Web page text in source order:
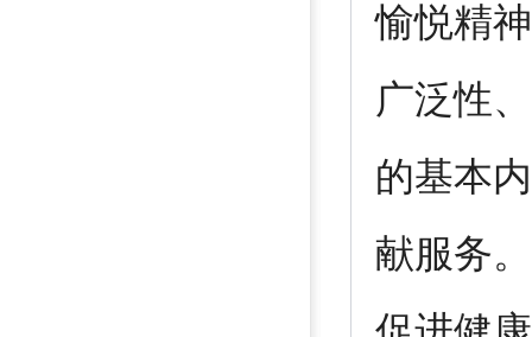
愉悦精
广泛性
的基本
献服务